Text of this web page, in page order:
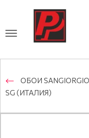
ОБОИ
SG (ИТАЛИЯ)